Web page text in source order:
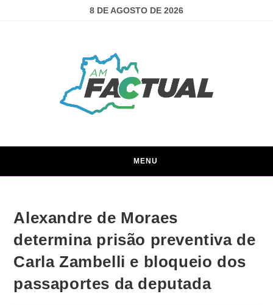
8 DE AGOSTO DE 2026
MENU
Alexandre de Moraes
determina prisão preventiva de
Carla Zambelli e bloqueio dos
passaportes da deputada